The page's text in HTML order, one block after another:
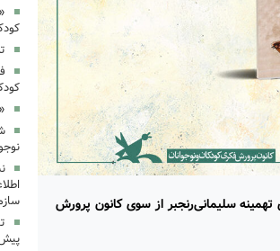
سلیمانی‌رنجبر از سوی کانون پرورش